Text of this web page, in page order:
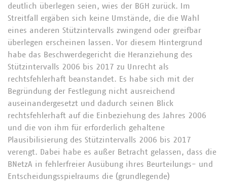
deutlich überlegen seien, wies der BGH zurück. Im
Streitfall ergäben sich keine Umstände, die die Wahl
eines anderen Stützintervalls zwingend oder greifbar
überlegen erscheinen lassen. Vor diesem Hintergrund
habe das Beschwerdegericht die Heranziehung des
Stützintervalls 2006 bis 2017 zu Unrecht als
rechtsfehlerhaft beanstandet. Es habe sich mit der
Begründung der Festlegung nicht ausreichend
auseinandergesetzt und dadurch seinen Blick
rechtsfehlerhaft auf die Einbeziehung des Jahres 2006
und die von ihm für erforderlich gehaltene
Plausibilisierung des Stützintervalls 2006 bis 2017
verengt. Dabei habe es außer Betracht gelassen, dass die
BNetzA in fehlerfreier Ausübung ihres Beurteilungs- und
Entscheidungsspielraums die (grundlegende)